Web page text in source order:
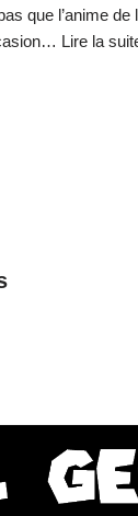
que l’anime de
Lire la